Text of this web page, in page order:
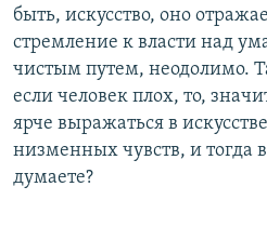
быть, искусство, оно
стремление к власти над
чистым путем, неодолимо.
если человек плох, то,
ярче выражаться в
низменных чувств, и тогда
думаете?